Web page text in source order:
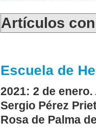
Artículos con
Escuela de
2021: 2 de enero.
Sergio Pérez
Rosa de Palma